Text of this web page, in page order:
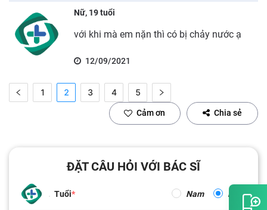
Nữ, 19 tuổi
với khi mà em nặn thì có bị chảy nước ạ
12/09/2021
1 2 3 4 5
Cảm ơn Chia sẻ
ĐẶT CÂU HỎI VỚI BÁC SĨ
Tuổi Nam Nữ